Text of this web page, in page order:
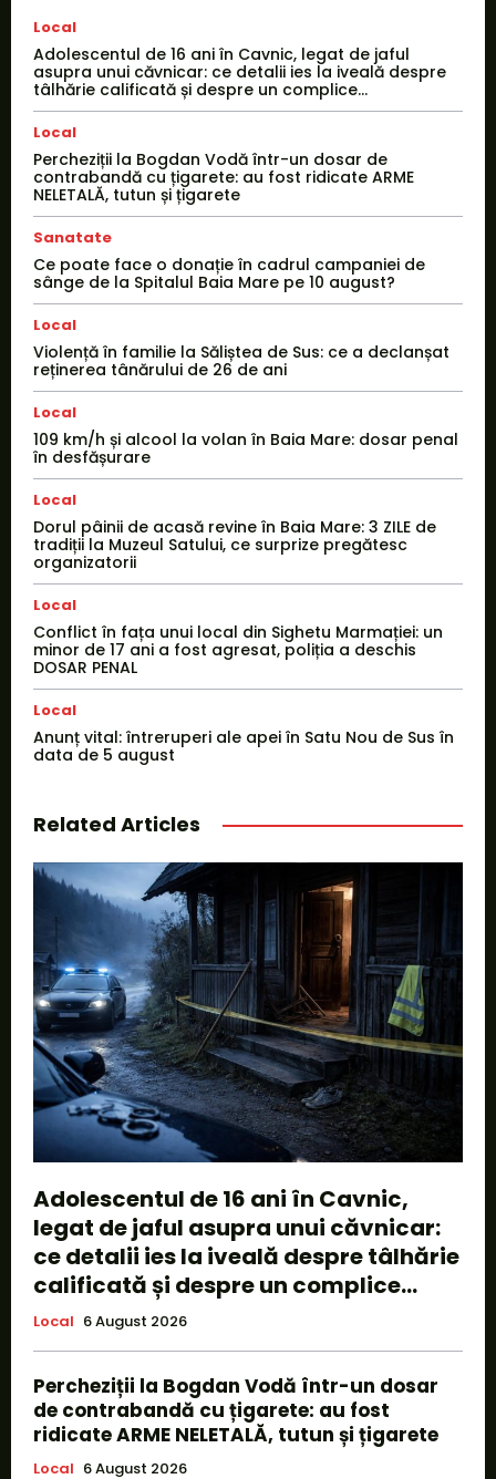
Local
Adolescentul de 16 ani în Cavnic, legat de jaful
asupra unui căvnicar: ce detalii ies la iveală despre
tâlhărie calificată și despre un complice...
Local
Percheziții la Bogdan Vodă într-un dosar de
contrabandă cu țigarete: au fost ridicate ARME
NELETALĂ, tutun și țigarete
Sanatate
Ce poate face o donație în cadrul campaniei de
sânge de la Spitalul Baia Mare pe 10 august?
Local
Violență în familie la Săliștea de Sus: ce a declanșat
reținerea tânărului de 26 de ani
Local
109 km/h și alcool la volan în Baia Mare: dosar penal
în desfășurare
Local
Dorul pâinii de acasă revine în Baia Mare: 3 ZILE de
tradiții la Muzeul Satului, ce surprize pregătesc
organizatorii
Local
Conflict în fața unui local din Sighetu Marmației: un
minor de 17 ani a fost agresat, poliția a deschis
DOSAR PENAL
Local
Anunț vital: întreruperi ale apei în Satu Nou de Sus în
data de 5 august
Related Articles
Adolescentul de 16 ani în Cavnic,
legat de jaful asupra unui căvnicar:
ce detalii ies la iveală despre tâlhărie
calificată și despre un complice...
Local 6 August 2026
Percheziții la Bogdan Vodă într-un dosar
de contrabandă cu țigarete: au fost
ridicate ARME NELETALĂ, tutun și țigarete
Local 6 August 2026